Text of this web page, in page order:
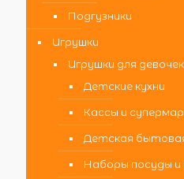
Подгузники
Игрушки
Игрушки для девочек
Детские кухни
Кассы и
Детская
Наборы посуды и